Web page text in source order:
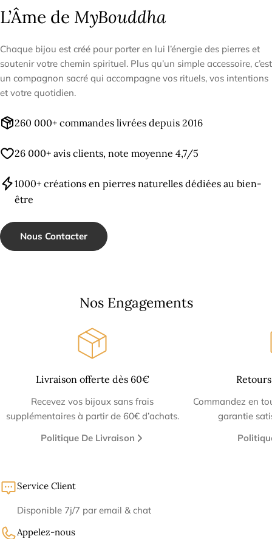
L’Âme de MyBouddha
Chaque bijou est créé pour porter en lui l’énergie des pierres et
soutenir votre chemin spirituel. Plus qu’un simple accessoire, c’est
un compagnon sacré qui accompagne vos rituels, vos intentions
et votre quotidien.
260 000+ commandes livrées depuis 2016
26 000+ avis clients, note moyenne 4,7/5
1000+ créations en pierres naturelles dédiées au bien-
être
Nous Contacter
Nos Engagements
Livraison offerte dès 60€
Recevez vos bijoux sans frais
supplémentaires à partir de 60€ d’achats.
Politique De Livraison
Commandez en
garantie
Service Client
Disponible 7j/7 par email & chat
Appelez-nous